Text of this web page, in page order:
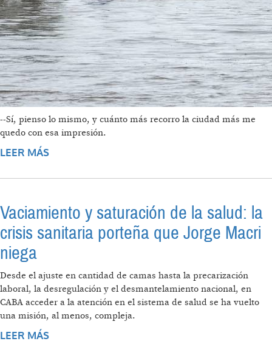
--Sí, pienso lo mismo, y cuánto más recorro la ciudad más me
quedo con esa impresión.
LEER MÁS
Vaciamiento y saturación de la salud: la
crisis sanitaria porteña que Jorge Macri
niega
Desde el ajuste en cantidad de camas hasta la precarización
laboral, la desregulación y el desmantelamiento nacional, en
CABA acceder a la atención en el sistema de salud se ha vuelto
una misión, al menos, compleja.
LEER MÁS